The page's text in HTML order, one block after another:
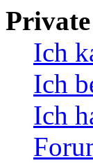
Ich
Ich
Ich